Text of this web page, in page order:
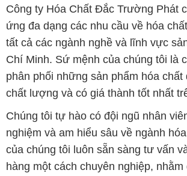
Công ty Hóa Chất Đắc Trường Phát
ứng đa dạng các nhu cầu về hóa
tất cả các ngành nghề và lĩnh vực
Chí Minh. Sứ mệnh của chúng tôi là
phân phối những sản phẩm hóa chất
chất lượng và có giá thành tốt nhất
Chúng tôi tự hào có đội ngũ nhân
nghiệm và am hiểu sâu về ngành
của chúng tôi luôn sẵn sàng tư vấn
hàng một cách chuyên nghiệp,